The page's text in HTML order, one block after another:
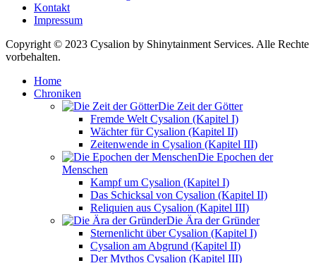
Kontakt
Impressum
Copyright © 2023 Cysalion by Shinytainment Services. Alle Rechte
vorbehalten.
Home
Chroniken
Die Zeit der Götter
Fremde Welt Cysalion (Kapitel I)
Wächter für Cysalion (Kapitel II)
Zeitenwende in Cysalion (Kapitel III)
Die Epochen der
Menschen
Kampf um Cysalion (Kapitel I)
Das Schicksal von Cysalion (Kapitel II)
Reliquien aus Cysalion (Kapitel III)
Die Ära der Gründer
Sternenlicht über Cysalion (Kapitel I)
Cysalion am Abgrund (Kapitel II)
Der Mythos Cysalion (Kapitel III)